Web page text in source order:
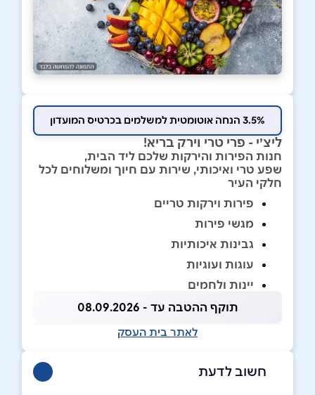
3.5% הנחה אוטומטית למשלמים בכרטיס המועדון
ליצ׳י - פרי טרי וירק בריא!
חנות הפירות והירקות שלכם ליד הבית,
שפע טרי ואיכותי, שירות עם חיוך ומשלוחים לכל
חלקי העיר
פירות וירקות טריים
מגשי פירות
גבינות איכותיות
עוגות ועוגיות
יינות ולחמים
תוקף ההטבה עד - 08.09.2026
לאתר בית העסק
חשוב לדעת